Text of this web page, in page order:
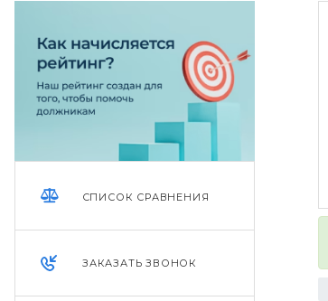
СПИСОК СРАВНЕНИЯ
ЗАКАЗАТЬ ЗВОНОК